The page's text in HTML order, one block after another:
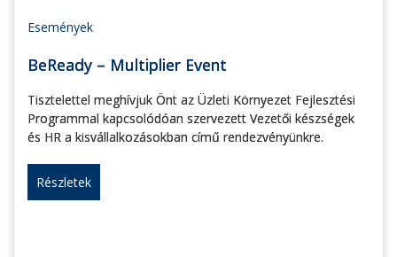
Események
BeReady – Multiplier Event
Tisztelettel meghívjuk Önt az Üzleti Környezet Fejlesztési
Programmal kapcsolódóan szervezett Vezetői készségek
és HR a kisvállalkozásokban című rendezvényünkre.
Részletek